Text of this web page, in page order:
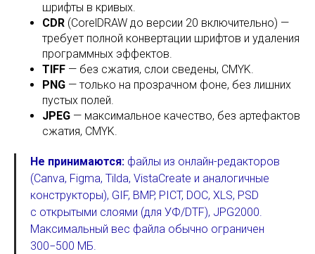
шрифты в кривых.
CDR (CorelDRAW до версии 20 включительно) —
требует полной конвертации шрифтов и удаления
программных эффектов.
TIFF — без сжатия, слои сведены, CMYK.
PNG — только на прозрачном фоне, без лишних
пустых полей.
JPEG — максимальное качество, без артефактов
сжатия, CMYK.
Не принимаются: файлы из онлайн-редакторов
(Canva, Figma, Tilda, VistaCreate и аналогичные
конструкторы), GIF, BMP, PICT, DOC, XLS, PSD
с открытыми слоями (для УФ/DTF), JPG2000.
Максимальный вес файла обычно ограничен
300−500 МБ.